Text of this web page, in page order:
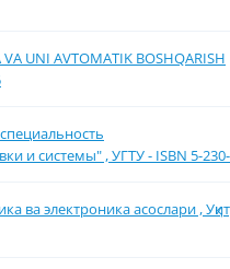
VA UNI AVTOMATIK BOSHQARISH
и системы" , УГТУ - ISBN 5-
ва электроника асослари ,